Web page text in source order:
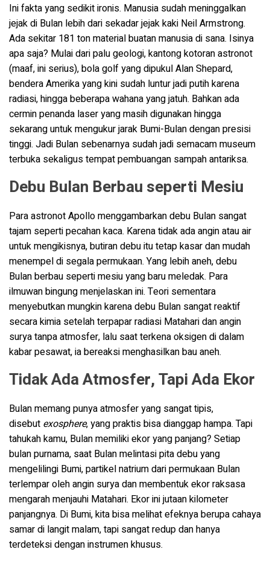
Ini fakta yang sedikit ironis. Manusia sudah meninggalkan
jejak di Bulan lebih dari sekadar jejak kaki Neil Armstrong.
Ada sekitar 181 ton material buatan manusia di sana. Isinya
apa saja? Mulai dari palu geologi, kantong kotoran astronot
(maaf, ini serius), bola golf yang dipukul Alan Shepard,
bendera Amerika yang kini sudah luntur jadi putih karena
radiasi, hingga beberapa wahana yang jatuh. Bahkan ada
cermin penanda laser yang masih digunakan hingga
sekarang untuk mengukur jarak Bumi-Bulan dengan presisi
tinggi. Jadi Bulan sebenarnya sudah jadi semacam museum
terbuka sekaligus tempat pembuangan sampah antariksa.
Debu Bulan Berbau seperti Mesiu
Para astronot Apollo menggambarkan debu Bulan sangat
tajam seperti pecahan kaca. Karena tidak ada angin atau air
untuk mengikisnya, butiran debu itu tetap kasar dan mudah
menempel di segala permukaan. Yang lebih aneh, debu
Bulan berbau seperti mesiu yang baru meledak. Para
ilmuwan bingung menjelaskan ini. Teori sementara
menyebutkan mungkin karena debu Bulan sangat reaktif
secara kimia setelah terpapar radiasi Matahari dan angin
surya tanpa atmosfer, lalu saat terkena oksigen di dalam
kabar pesawat, ia bereaksi menghasilkan bau aneh.
Tidak Ada Atmosfer, Tapi Ada Ekor
Bulan memang punya atmosfer yang sangat tipis,
disebut exosphere, yang praktis bisa dianggap hampa. Tapi
tahukah kamu, Bulan memiliki ekor yang panjang? Setiap
bulan purnama, saat Bulan melintasi pita debu yang
mengelilingi Bumi, partikel natrium dari permukaan Bulan
terlempar oleh angin surya dan membentuk ekor raksasa
mengarah menjauhi Matahari. Ekor ini jutaan kilometer
panjangnya. Di Bumi, kita bisa melihat efeknya berupa cahaya
samar di langit malam, tapi sangat redup dan hanya
terdeteksi dengan instrumen khusus.